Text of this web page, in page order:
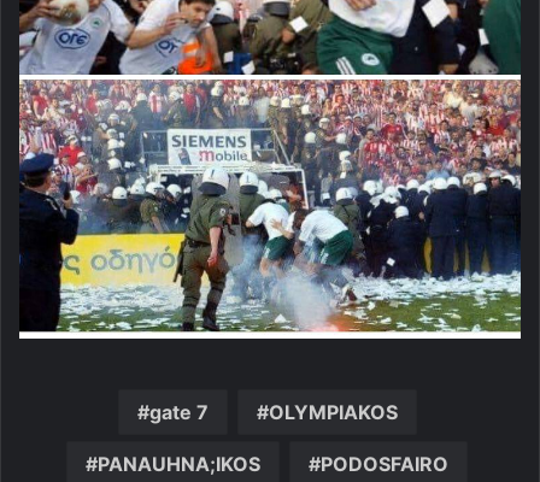
gate 7 OLYMPIAKOS
PANAUHNA;IKOS PODOSFAIRO